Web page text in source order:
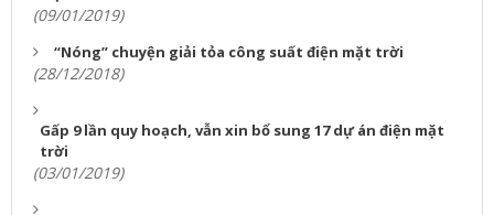
(09/01/2019)
“Nóng” chuyện giải tỏa công suất điện mặt trời
(28/12/2018)
Gấp 9 lần quy hoạch, vẫn xin bổ sung 17 dự án điện mặt
trời
(03/01/2019)